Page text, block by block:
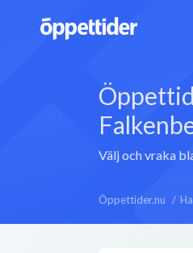
Välj och vraka
Öppettider.nu